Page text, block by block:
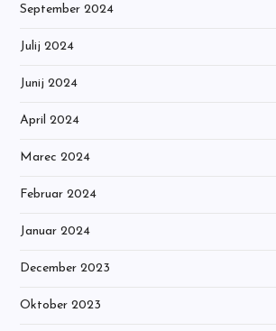
September 2024
Julij 2024
Junij 2024
April 2024
Marec 2024
Februar 2024
Januar 2024
December 2023
Oktober 2023